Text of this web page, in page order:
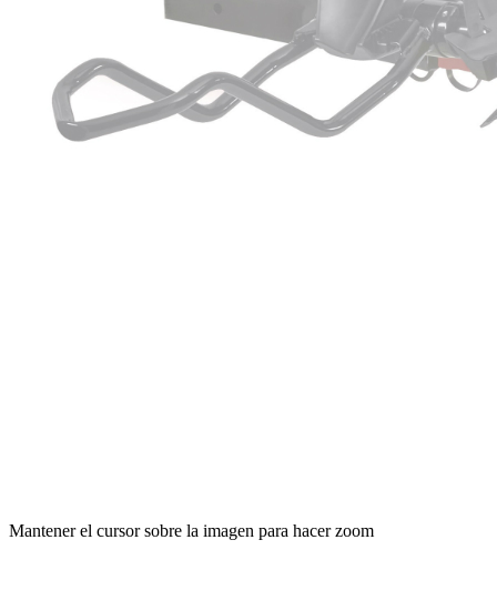
Mantener el cursor sobre la imagen para hacer zoom